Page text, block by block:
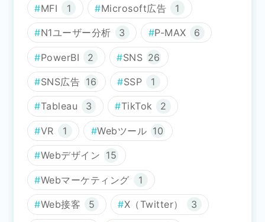
MFI 1 Microsoft広告 1
N1ユーザー分析 3 P-MAX 6
PowerBI 2 SNS 26
SNS広告 16 SSP 1
Tableau 3 TikTok 2
VR 1 Webツール 10
Webデザイン 15
Webマーケティング 1
Web接客 5 X（Twitter） 3